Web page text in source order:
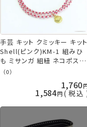
手芸 キット クミッキー キット
Shell(ピンク)KM-1 組みひ
も ミサンガ 組紐 ネコポス可
オリムパス olm 手芸の山久
（0）
1,760
1,584 税込